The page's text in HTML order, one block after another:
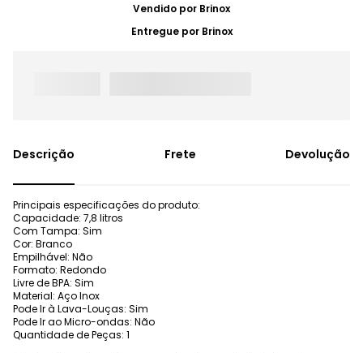
Vendido por Brinox
Entregue por Brinox
Frete Devolução
Principais especificações do produto:
Capacidade: 7,8 litros
Com Tampa: Sim
Cor: Branco
Empilhável: Não
Formato: Redondo
Livre de BPA: Sim
Material: Aço Inox
Pode Ir à Lava-Louças: Sim
Pode Ir ao Micro-ondas: Não
Quantidade de Peças: 1